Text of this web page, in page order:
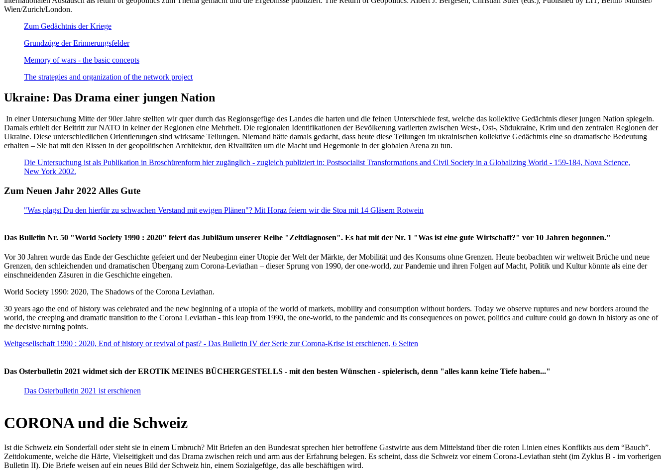
Wien/Zurich/London.
Zum Gedächtnis der Kriege
Grundzüge der Erinnerungsfelder
Memory of wars - the basic concepts
The strategies and organization of the network project
Ukraine: Das Drama einer jungen Nation
In einer Untersuchung Mitte der 90er Jahre stellten wir quer durch das Regionsgefüge des Landes die harten und die feinen Unterschiede fest, welche das kollektive Gedächtnis dieser jungen Nation spiegeln.
Damals erhielt der Beitritt zur NATO in keiner der Regionen eine Mehrheit. Die regionalen Identifikationen der Bevölkerung variierten zwischen West-, Ost-, Südukraine, Krim und den zentralen Regionen der
Ukraine. Diese unterschiedlichen Orientierungen sind wirksame Teilungen. Niemand hätte damals gedacht, dass heute diese Teilungen im ukrainischen kollektive Gedächtnis eine so dramatische Bedeutung
erhalten – Sie hat mit den Rissen in der geopolitischen Architektur, den Rivalitäten um die Macht und Hegemonie in der globalen Arena zu tun.
Die Untersuchung ist als Publikation in Broschürenform hier zugänglich - zugleich publiziert in: Postsocialist Transformations and Civil Society in a Globalizing World - 159-184, Nova Science,
New York 2002.
Zum Neuen Jahr 2022 Alles Gute
"Was plagst Du den hierfür zu schwachen Verstand mit ewigen Plänen"? Mit Horaz feiern wir die Stoa mit 14 Gläsern Rotwein
Das Bulletin Nr. 50 "World Society 1990 : 2020" feiert das Jubiläum unserer Reihe "Zeitdiagnosen". Es hat mit der Nr. 1 "Was ist eine gute Wirtschaft?" vor 10 Jahren begonnen."
Vor 30 Jahren wurde das Ende der Geschichte gefeiert und der Neubeginn einer Utopie der Welt der Märkte, der Mobilität und des Konsums ohne Grenzen. Heute beobachten wir weltweit Brüche und neue
Grenzen, den schleichenden und dramatischen Übergang zum Corona-Leviathan – dieser Sprung von 1990, der one-world, zur Pandemie und ihren Folgen auf Macht, Politik und Kultur könnte als eine der
einschneidenden Zäsuren in die Geschichte eingehen.
World Society 1990: 2020, The Shadows of the Corona Leviathan.
30 years ago the end of history was celebrated and the new beginning of a utopia of the world of markets, mobility and consumption without borders. Today we observe ruptures and new borders around the
world, the creeping and dramatic transition to the Corona Leviathan - this leap from 1990, the one-world, to the pandemic and its consequences on power, politics and culture could go down in history as one of
the decisive turning points.
Weltgesellschaft 1990 : 2020, End of history or revival of past? - Das Bulletin IV der Serie zur Corona-Krise ist erschienen, 6 Seiten
Das Osterbulletin 2021 widmet sich der EROTIK MEINES BÜCHERGESTELLS - mit den besten Wünschen - spielerisch, denn "alles kann keine Tiefe haben..."
Das Osterbulletin 2021 ist erschienen
CORONA und die Schweiz
Ist die Schweiz ein Sonderfall oder steht sie in einem Umbruch? Mit Briefen an den Bundesrat sprechen hier betroffene Gastwirte aus dem Mittelstand über die roten Linien eines Konflikts aus dem “Bauch”.
Zeitdokumente, welche die Härte, Vielseitigkeit und das Drama zwischen reich und arm aus der Erfahrung belegen. Es scheint, dass die Schweiz vor einem Corona-Leviathan steht (im Zyklus B - im vorherigen
Bulletin II). Die Briefe weisen auf ein neues Bild der Schweiz hin, einem Sozialgefüge, das alle beschäftigen wird.